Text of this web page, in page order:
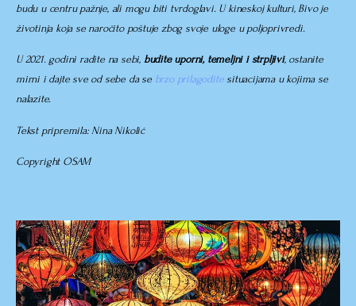
budu u centru pažnje, ali mogu biti tvrdoglavi. U kineskoj kulturi, Bivo je
životinja koja se naročito poštuje zbog svoje uloge u poljoprivredi.
U 2021. godini radite na sebi, budite uporni, temeljni i strpljivi, ostanite
mirni i dajte sve od sebe da se brzo prilagoditesituacijama u kojima se
nalazite.
Tekst pripremila:Nina Nikolić
Copyright OSAM